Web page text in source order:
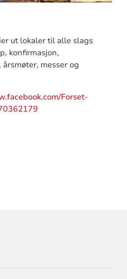
ut lokaler til alle slags
konfirmasjon,
messer og
Forset-